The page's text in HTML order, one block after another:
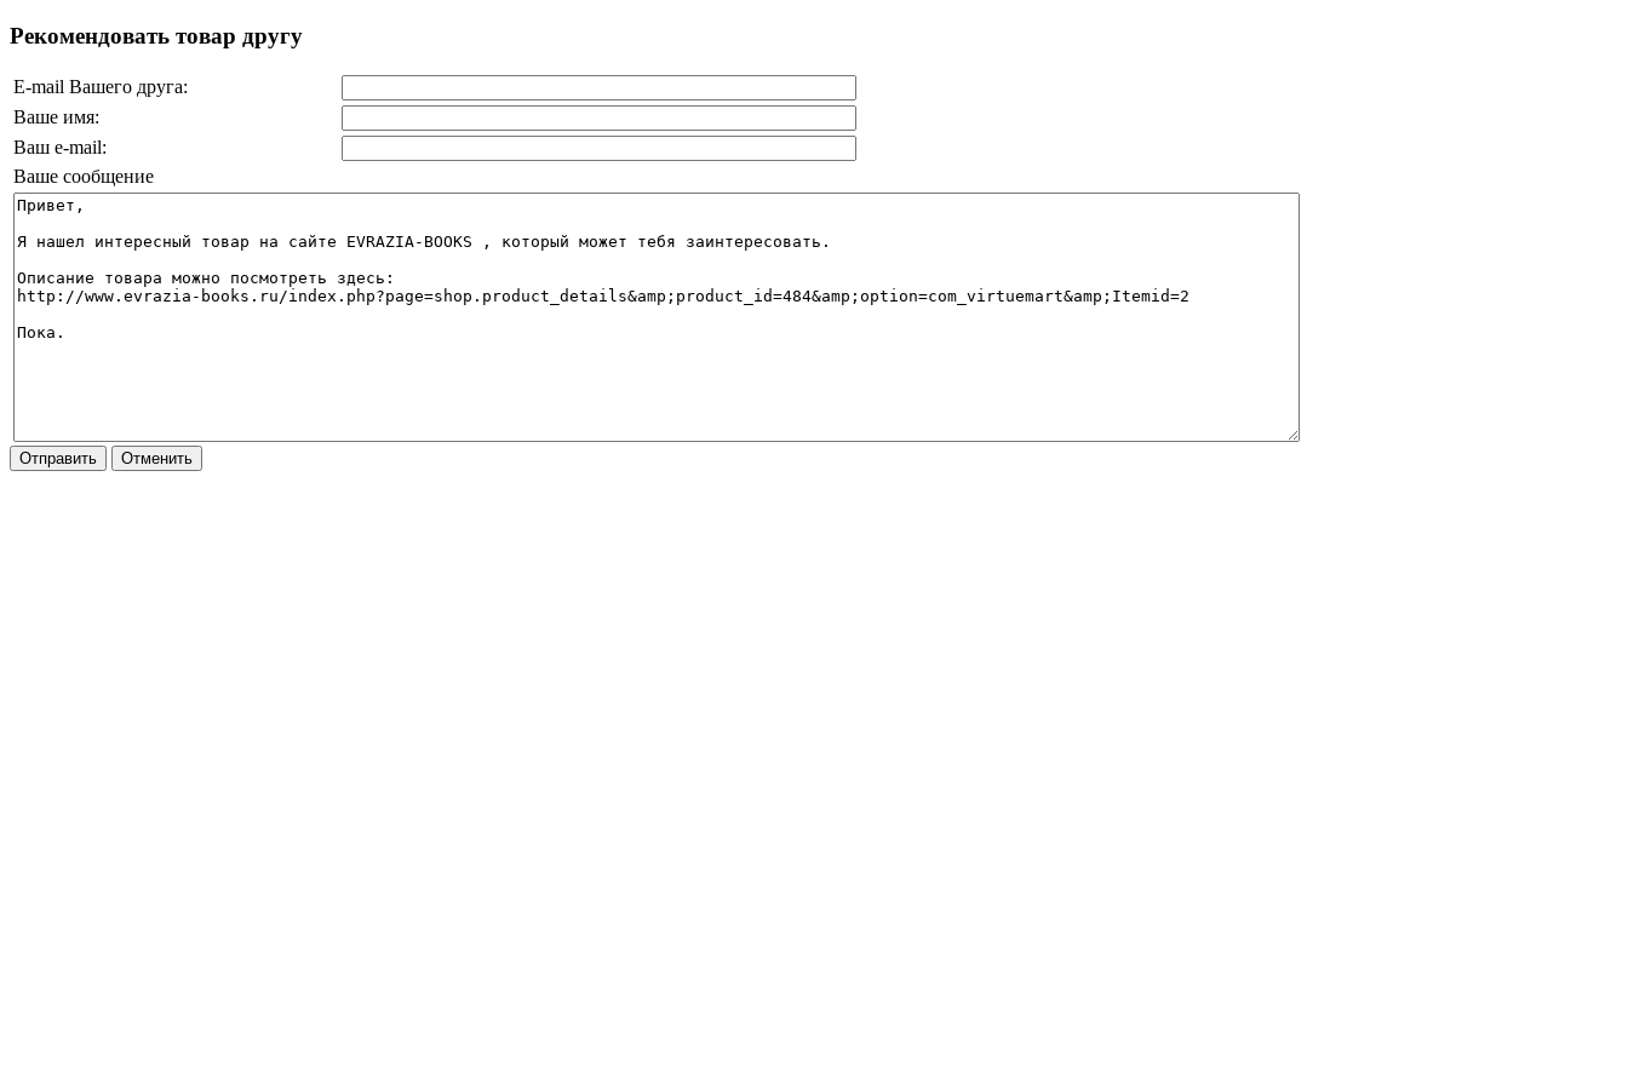
Рекомендовать товар другу
E-mail Вашего друга:
Ваше имя:
Ваш e-mail:
Ваше сообщение